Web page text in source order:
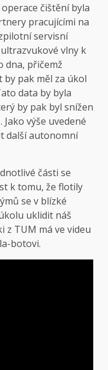
čištění byla
pracujícími na
servisní
vlny k
dna, přičemž
by pak měl za úkol
data by byla
by pak byl snížen
výše uvedené
další autonomní
části se
k tomu, že flotily
se v blízké
uklidit náš
z TUM má ve videu
botovi.